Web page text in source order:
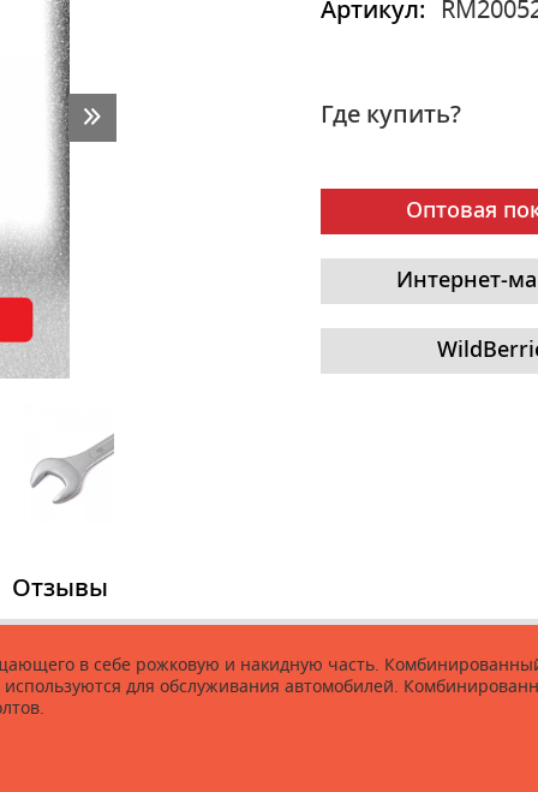
Артикул:
Где купить?
Оптовая
Интернет-
в себе рожковую и накидную часть.
для обслуживания автомобилей.
Отзывы